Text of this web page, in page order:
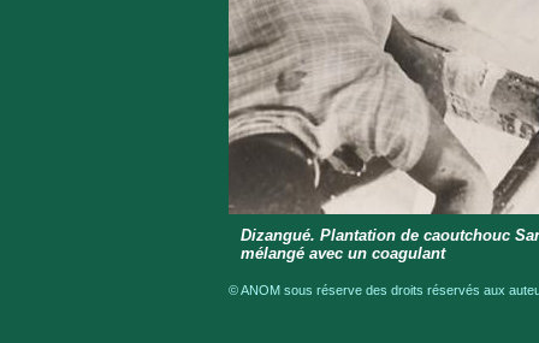
Dizangué. Plantation de caoutchouc
mélangé avec un coagulant
© ANOM sous réserve des droits réservés aux